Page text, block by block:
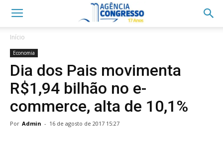
Início
Economia
Dia dos Pais movimenta
R$1,94 bilhão no e-
commerce, alta de 10,1%
Por Admin - 16 de agosto de 2017 15:27